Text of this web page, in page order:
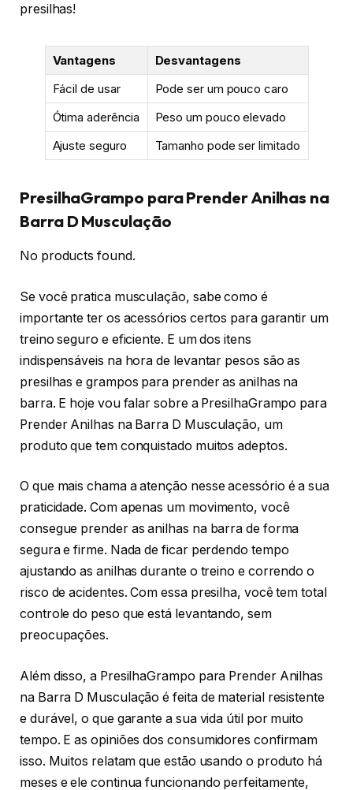
presilhas!
Vantagens
Desvantagens
Fácil de usar
Pode ser um pouco caro
Ótima aderência
Peso um pouco elevado
Ajuste seguro
Tamanho pode ser limitado
PresilhaGrampo para Prender Anilhas na
Barra D Musculação
No products found.
Se você pratica musculação, sabe como é
importante ter os acessórios certos para garantir um
treino seguro e eficiente. E um dos itens
indispensáveis na hora de levantar pesos são as
presilhas e grampos para prender as anilhas na
barra. E hoje vou falar sobre a PresilhaGrampo para
Prender Anilhas na Barra D Musculação, um
produto que tem conquistado muitos adeptos.
O que mais chama a atenção nesse acessório é a sua
praticidade. Com apenas um movimento, você
consegue prender as anilhas na barra de forma
segura e firme. Nada de ficar perdendo tempo
ajustando as anilhas durante o treino e correndo o
risco de acidentes. Com essa presilha, você tem total
controle do peso que está levantando, sem
preocupações.
Além disso, a PresilhaGrampo para Prender Anilhas
na Barra D Musculação é feita de material resistente
e durável, o que garante a sua vida útil por muito
tempo. E as opiniões dos consumidores confirmam
isso. Muitos relatam que estão usando o produto há
meses e ele continua funcionando perfeitamente,